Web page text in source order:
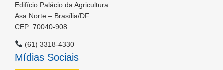
Edifício Palácio da Agricultura
Asa Norte – Brasília/DF
CEP: 70040-908
(61) 3318-4330
Mídias Sociais